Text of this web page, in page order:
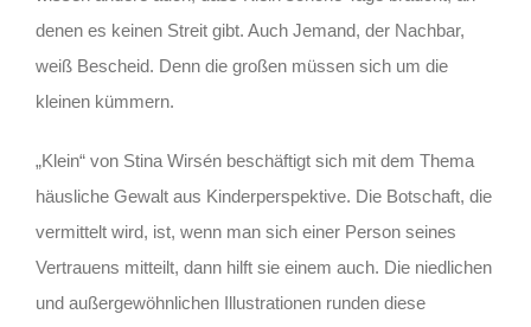
denen es keinen Streit gibt. Auch Jemand, der Nachbar,
weiß Bescheid. Denn die großen müssen sich um die
kleinen kümmern.
„Klein“ von Stina Wirsén beschäftigt sich mit dem Thema
häusliche Gewalt aus Kinderperspektive. Die Botschaft, die
vermittelt wird, ist, wenn man sich einer Person seines
Vertrauens mitteilt, dann hilft sie einem auch. Die niedlichen
und außergewöhnlichen Illustrationen runden diese